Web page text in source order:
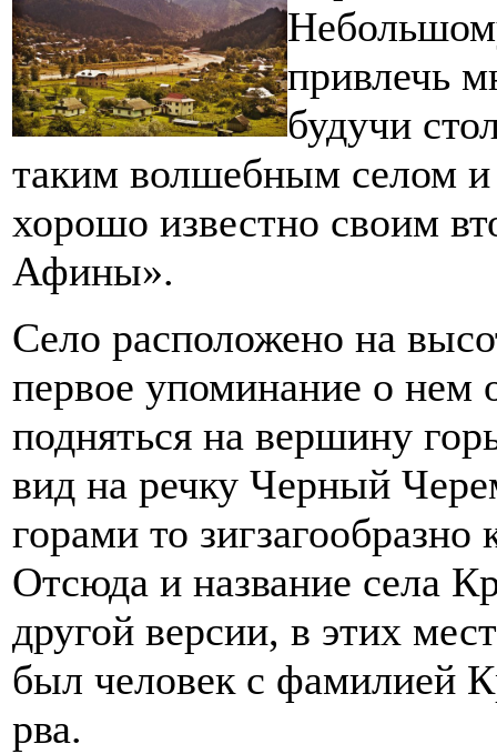
привлечь
будучи
таким волшебным селом и
хорошо известно своим
Афины».
Село расположено на
первое упоминание о нем
подняться на вершину
вид на речку Черный
горами то
Отсюда и название села
другой версии, в этих
был человек с фамилией
рва.